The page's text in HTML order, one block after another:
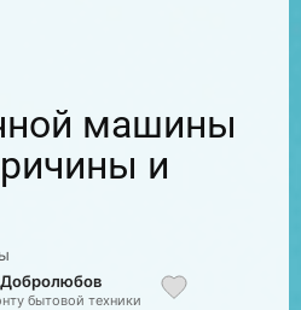
машины
и
Добролюбов
бытовой техники